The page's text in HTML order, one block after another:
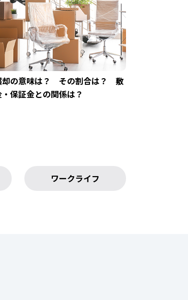
却の意味は？ その割合は？ 敷
保証金との関係は？
ワークライフ